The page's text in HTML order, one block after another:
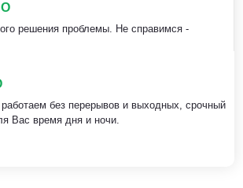
решения проблемы. Не справимся -
без перерывов и выходных, срочный
Вас время дня и ночи.